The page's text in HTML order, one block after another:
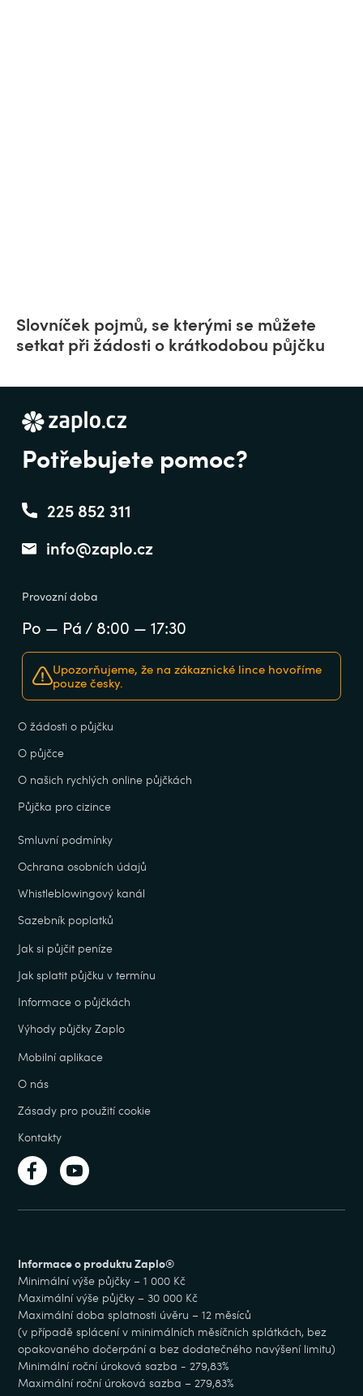
Slovníček pojmů, se kterými se můžete
setkat při žádosti o krátkodobou půjčku
Potřebujete pomoc?
225 852 311
info@zaplo.cz
Provozní doba
Po — Pá / 8:00 — 17:30
Upozorňujeme, že na zákaznické lince hovoříme
pouze česky.
O žádosti o půjčku
O půjčce
O našich rychlých online půjčkách
Půjčka pro cizince
Smluvní podmínky
Ochrana osobních údajů
Whistleblowingový kanál
Sazebník poplatků
Jak si půjčit peníze
Jak splatit půjčku v termínu
Informace o půjčkách
Výhody půjčky Zaplo
Mobilní aplikace
O nás
Zásady pro použití cookie
Kontakty
Informace o produktu Zaplo®
Minimální výše půjčky – 1 000 Kč
Maximální výše půjčky – 30 000 Kč
Maximální doba splatnosti úvěru – 12 měsíců
(v případě splácení v minimálních měsíčních splátkách, bez
opakovaného dočerpání a bez dodatečného navýšení limitu)
Minimální roční úroková sazba - 279,83%
Maximální roční úroková sazba – 279,83%